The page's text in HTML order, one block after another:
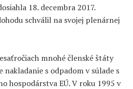
18. decembra 2017.
schválil na svojej plenárnej
mnohé členské štáty
s odpadom v súlade s
hospodárstva EÚ. V roku 1995 v